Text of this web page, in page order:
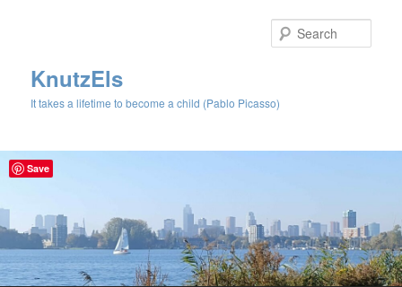
KnutzEls
It takes a lifetime to become a child (Pablo Picasso)
Save